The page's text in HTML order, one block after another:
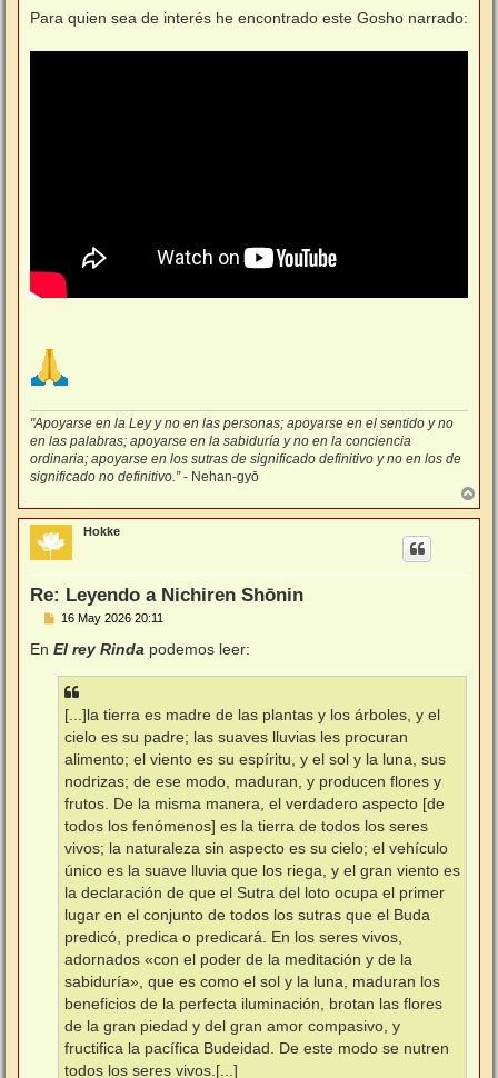
Para quien sea de interés he encontrado este Gosho narrado:
"Apoyarse en la Ley y no en las personas; apoyarse en el sentido y no
en las palabras; apoyarse en la sabiduría y no en la conciencia
ordinaria; apoyarse en los sutras de significado definitivo y no en los de
significado no definitivo.”- Nehan-gyō
r
r
Hokke
Re: Leyendo a Nichiren Shōnin
M
n
a
16 May 2026 20:11
En El rey Rinda podemos leer:
[...]la tierra es madre de las plantas y los árboles, y el
cielo es su padre; las suaves lluvias les procuran
alimento; el viento es su espíritu, y el sol y la luna, sus
nodrizas; de ese modo, maduran, y producen flores y
frutos. De la misma manera, el verdadero aspecto [de
todos los fenómenos] es la tierra de todos los seres
vivos; la naturaleza sin aspecto es su cielo; el vehículo
único es la suave lluvia que los riega, y el gran viento es
la declaración de que el Sutra del loto ocupa el primer
lugar en el conjunto de todos los sutras que el Buda
predicó, predica o predicará. En los seres vivos,
adornados «con el poder de la meditación y de la
sabiduría», que es como el sol y la luna, maduran los
beneficios de la perfecta iluminación, brotan las flores
de la gran piedad y del gran amor compasivo, y
fructifica la pacífica Budeidad. De este modo se nutren
todos los seres vivos.[...]